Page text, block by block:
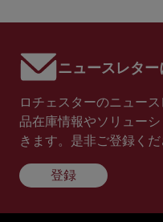
ニュースレタ
ロチェスターのニュー
品在庫情報やソリュー
きます。是非ご登録くだ
登録